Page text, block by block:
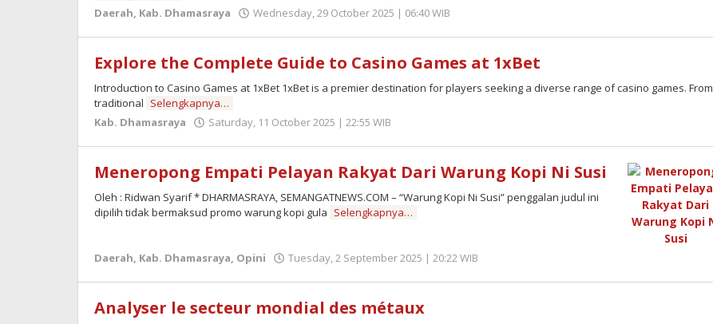
Daerah, Kab. Dhamasraya Wednesday, 29 October 2025 | 06:40 WIB
Explore the Complete Guide to Casino Games at 1xBet
Introduction to Casino Games at 1xBet 1xBet is a premier destination for players seeking a diverse range of casino games. From
traditional Selengkapnya…
Kab. Dhamasraya
Saturday, 11 October 2025 | 22:55 WIB
Zahri
Meneropong Empati Pelayan Rakyat Dari Warung Kopi Ni Susi
Oleh : Ridwan Syarif * DHARMASRAYA, SEMANGATNEWS.COM – “Warung Kopi Ni Susi” penggalan judul ini
dipilih tidak bermaksud promo warung kopi gula Selengkapnya…
Daerah, Kab. Dhamasraya, Opini Tuesday, 2 September 2025 | 20:22 WIB
Analyser le secteur mondial des métaux